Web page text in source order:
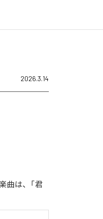
2026.3.14
曲は、「君